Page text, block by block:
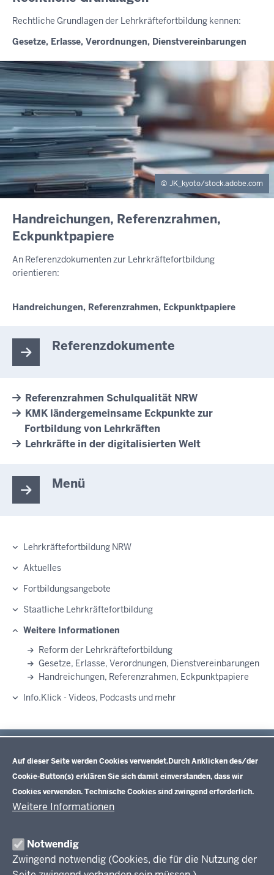
Auf dieser Seite werden Cookies verwendet.Durch Anklicken des/der
Cookie-Button(s) erklären Sie sich damit einverstanden, dass wir
Cookies verwenden. Technische Cookies sind zwingend erforderlich.
Weitere Informationen
Notwendig
Zwingend notwendig (Cookies, die für die Nutzung der
Rechtliche Grundlagen der Lehrkräftefortbildung kennen:
Gesetze, Erlasse, Verordnungen, Dienstvereinbarungen
JK_kyoto/stock.adobe.com
INHALTSSEITE
Handreichungen, Referenzrahmen,
Eckpunktpapiere
An Referenzdokumenten zur Lehrkräftefortbildung
orientieren:
Handreichungen, Referenzrahmen, Eckpunktpapiere
Referenzdokumente
Referenzrahmen Schulqualität NRW
KMK ländergemeinsame Eckpunkte zur
Fortbildung von Lehrkräften
Lehrkräfte in der digitalisierten Welt
Menü
Lehrkräftefortbildung NRW
Aktuelles
Fortbildungsangebote
Staatliche Lehrkräftefortbildung
Weitere Informationen
Reform der Lehrkräftefortbildung
Gesetze, Erlasse, Verordnungen, Dienstvereinbarungen
Handreichungen, Referenzrahmen, Eckpunktpapiere
Info.Klick - Videos, Podcasts und mehr
Inhalt
Drucken
Lehrkräftefortbildung NRW
Fortbildungsangebote